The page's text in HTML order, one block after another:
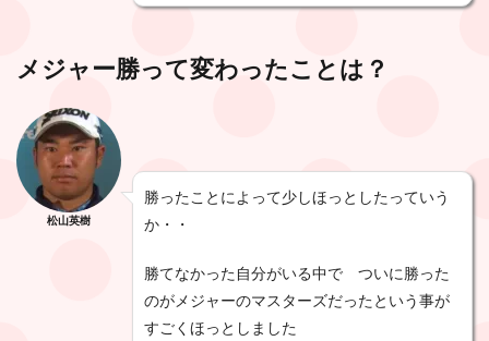
メジャー勝って変わったことは？
松山英樹
勝ったことによって少しほっとしたっていう
か・・
勝てなかった自分がいる中で ついに勝った
のがメジャーのマスターズだったという事が
すごくほっとしました